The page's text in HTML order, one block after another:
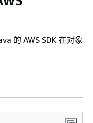
的 AWS SDK 在对象